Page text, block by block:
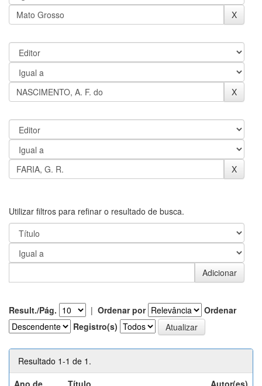
Utilizar filtros para refinar o resultado de busca.
Result./Pág. | Ordenar por
Ordenar
Registro(s)
Resultado 1-1 de 1.
Ano de
Título Autor(es)